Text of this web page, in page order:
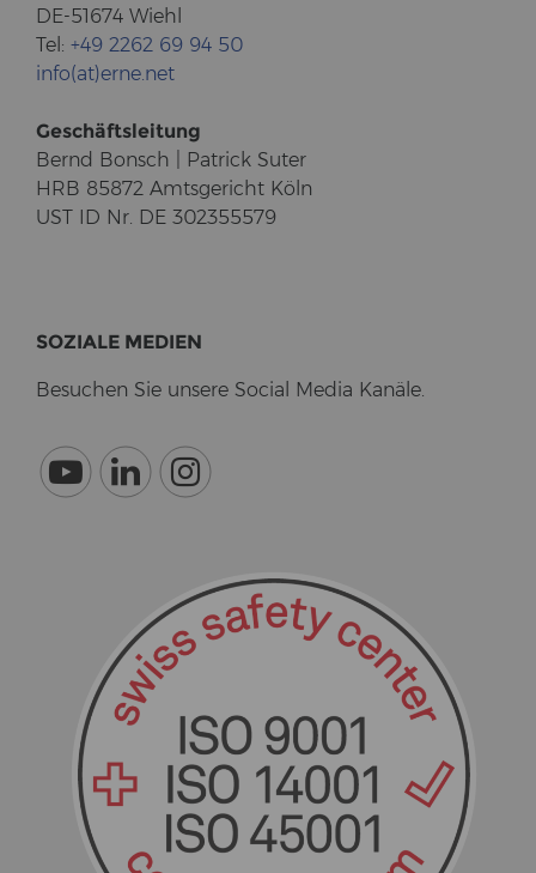
DE-51674 Wiehl
Tel: +49 2262 69 94 50
info(at)erne.net
Ge­schäfts­lei­tung
Bernd Bonsch | Pa­trick Suter
HRB 85872 Amts­ge­richt Köln
UST ID Nr. DE 302355579
SO­ZIA­LE ME­DI­EN
Be­su­chen Sie un­se­re So­cial Media Ka­nä­le.